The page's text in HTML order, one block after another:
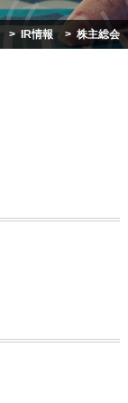
IR情報 株主総会